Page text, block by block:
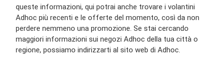
queste informazioni, qui potrai anche trovare i volantini
Adhoc più recenti e le offerte del momento, così da non
perdere nemmeno una promozione. Se stai cercando
maggiori informazioni sui negozi Adhoc della tua città o
regione, possiamo indirizzarti al sito web di Adhoc.